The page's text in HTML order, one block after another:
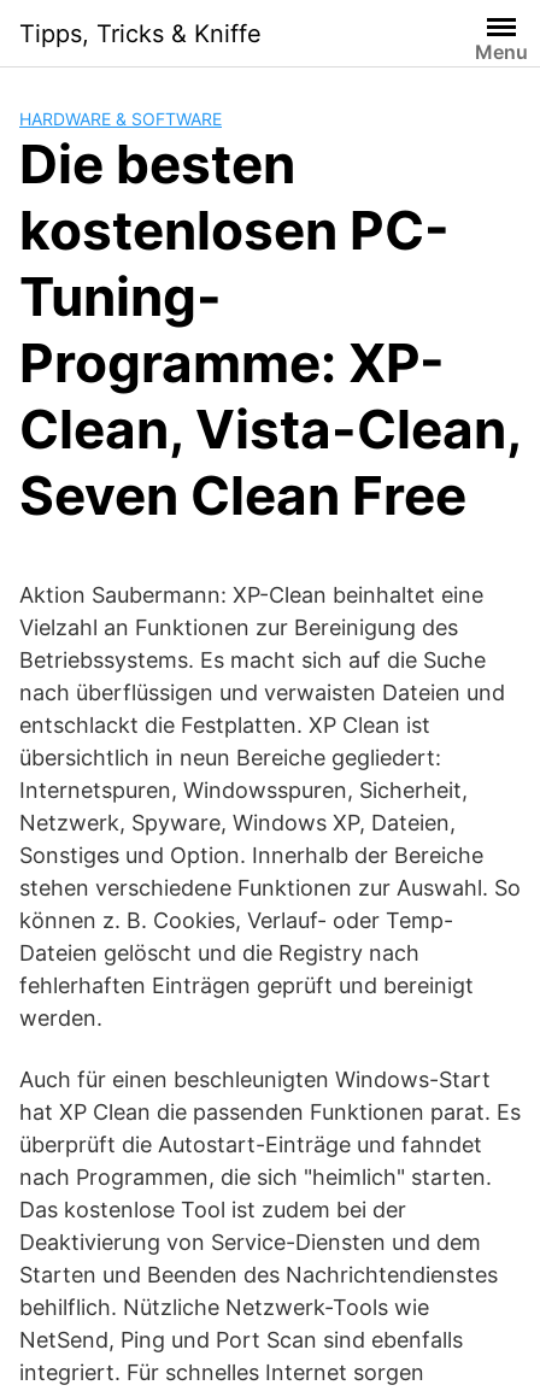
content
Tipps, Tricks & Kniffe
Menu
HARDWARE & SOFTWARE
Die besten
kostenlosen PC-
Tuning-
Programme: XP-
Clean, Vista-Clean,
Seven Clean Free
Aktion Saubermann: XP-Clean beinhaltet eine
Vielzahl an Funktionen zur Bereinigung des
Betriebssystems. Es macht sich auf die Suche
nach überflüssigen und verwaisten Dateien und
entschlackt die Festplatten. XP Clean ist
übersichtlich in neun Bereiche gegliedert:
Internetspuren, Windowsspuren, Sicherheit,
Netzwerk, Spyware, Windows XP, Dateien,
Sonstiges und Option. Innerhalb der Bereiche
stehen verschiedene Funktionen zur Auswahl. So
können z. B. Cookies, Verlauf- oder Temp-
Dateien gelöscht und die Registry nach
fehlerhaften Einträgen geprüft und bereinigt
werden.
Auch für einen beschleunigten Windows-Start
hat XP Clean die passenden Funktionen parat. Es
überprüft die Autostart-Einträge und fahndet
nach Programmen, die sich "heimlich" starten.
Das kostenlose Tool ist zudem bei der
Deaktivierung von Service-Diensten und dem
Starten und Beenden des Nachrichtendienstes
behilflich. Nützliche Netzwerk-Tools wie
NetSend, Ping und Port Scan sind ebenfalls
integriert. Für schnelles Internet sorgen